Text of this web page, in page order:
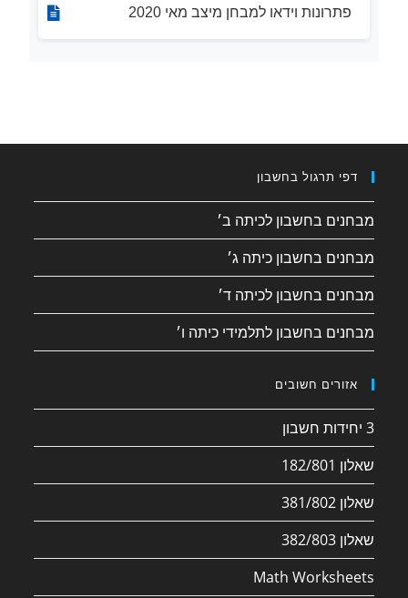
פתרונות וידאו למבחן מיצב מאי 2020
דפי תרגול בחשבון
מבחנים בחשבון לכיתה ב׳
מבחנים בחשבון כיתה ג׳
מבחנים בחשבון לכיתה ד׳
מבחנים בחשבון לתלמידי כיתה ו׳
אזורים חשובים
3 יחידות חשבון
שאלון 182/801
שאלון 381/802
שאלון 382/803
Math Worksheets